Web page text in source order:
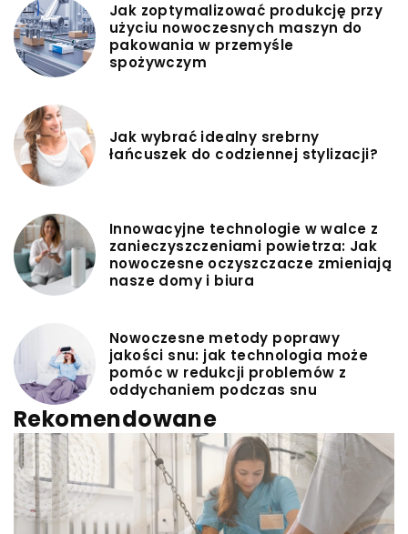
Jak zoptymalizować produkcję przy
użyciu nowoczesnych maszyn do
pakowania w przemyśle
spożywczym
Jak wybrać idealny srebrny
łańcuszek do codziennej stylizacji?
Innowacyjne technologie w walce z
zanieczyszczeniami powietrza: Jak
nowoczesne oczyszczacze zmieniają
nasze domy i biura
Nowoczesne metody poprawy
jakości snu: jak technologia może
pomóc w redukcji problemów z
oddychaniem podczas snu
Rekomendowane